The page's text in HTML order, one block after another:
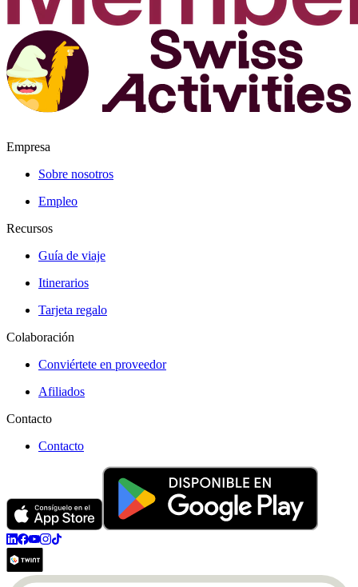
Empresa
Sobre nosotros
Empleo
Recursos
Guía de viaje
Itinerarios
Tarjeta regalo
Colaboración
Conviértete en proveedor
Afiliados
Contacto
Contacto